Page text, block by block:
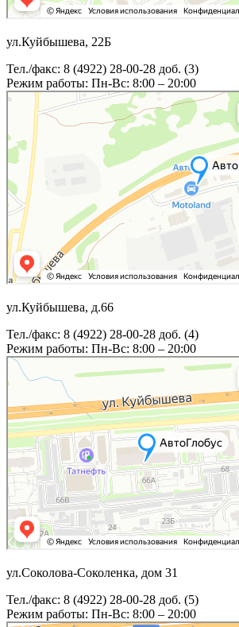
ул.Куйбышева, 22Б
Тел./факс: 8 (4922) 28-00-28 доб. (3)
Режим работы: Пн-Вс: 8:00 – 20:00
ул.Куйбышева, д.66
Тел./факс: 8 (4922) 28-00-28 доб. (4)
Режим работы: Пн-Вс: 8:00 – 20:00
ул.Соколова-Соколенка, дом 31
Тел./факс: 8 (4922) 28-00-28 доб. (5)
Режим работы: Пн-Вс: 8:00 – 20:00